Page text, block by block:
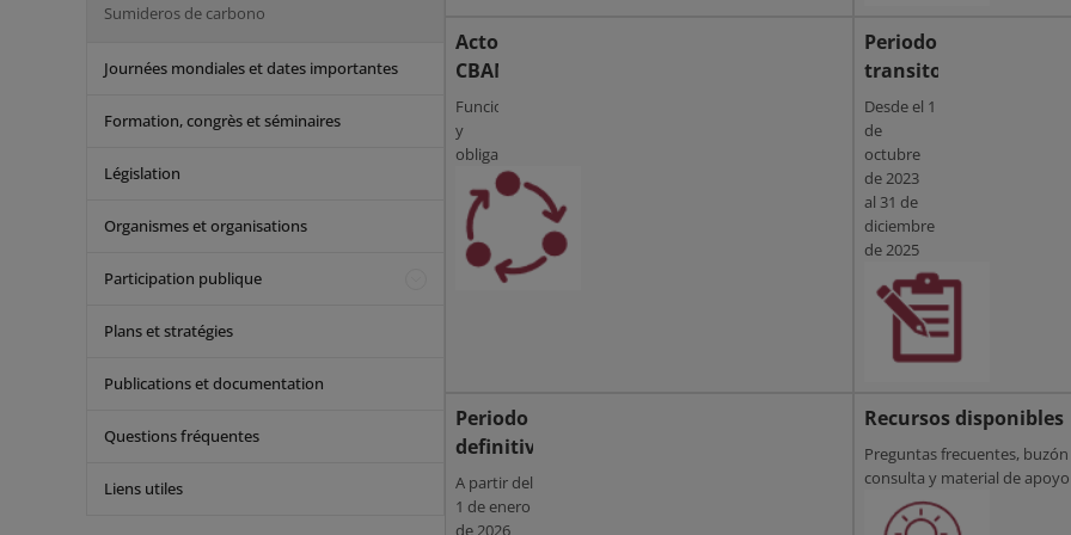
Sumideros de carbono
Journées mondiales et dates importantes
Formation, congrès et séminaires
Législation
Organismes et organisations
Participation publique
Plans et stratégies
Publications et documentation
Questions fréquentes
Liens utiles
Actores
CBAM
Funciones
y
obligaciones
Periodo
transitorio
Desde el 1
de
octubre
de 2023
al 31 de
diciembre
de 2025
Periodo
definitivo
A partir del
1 de enero
de 2026
Recursos disponibles
Preguntas frecuentes,
consulta y material de apoyo